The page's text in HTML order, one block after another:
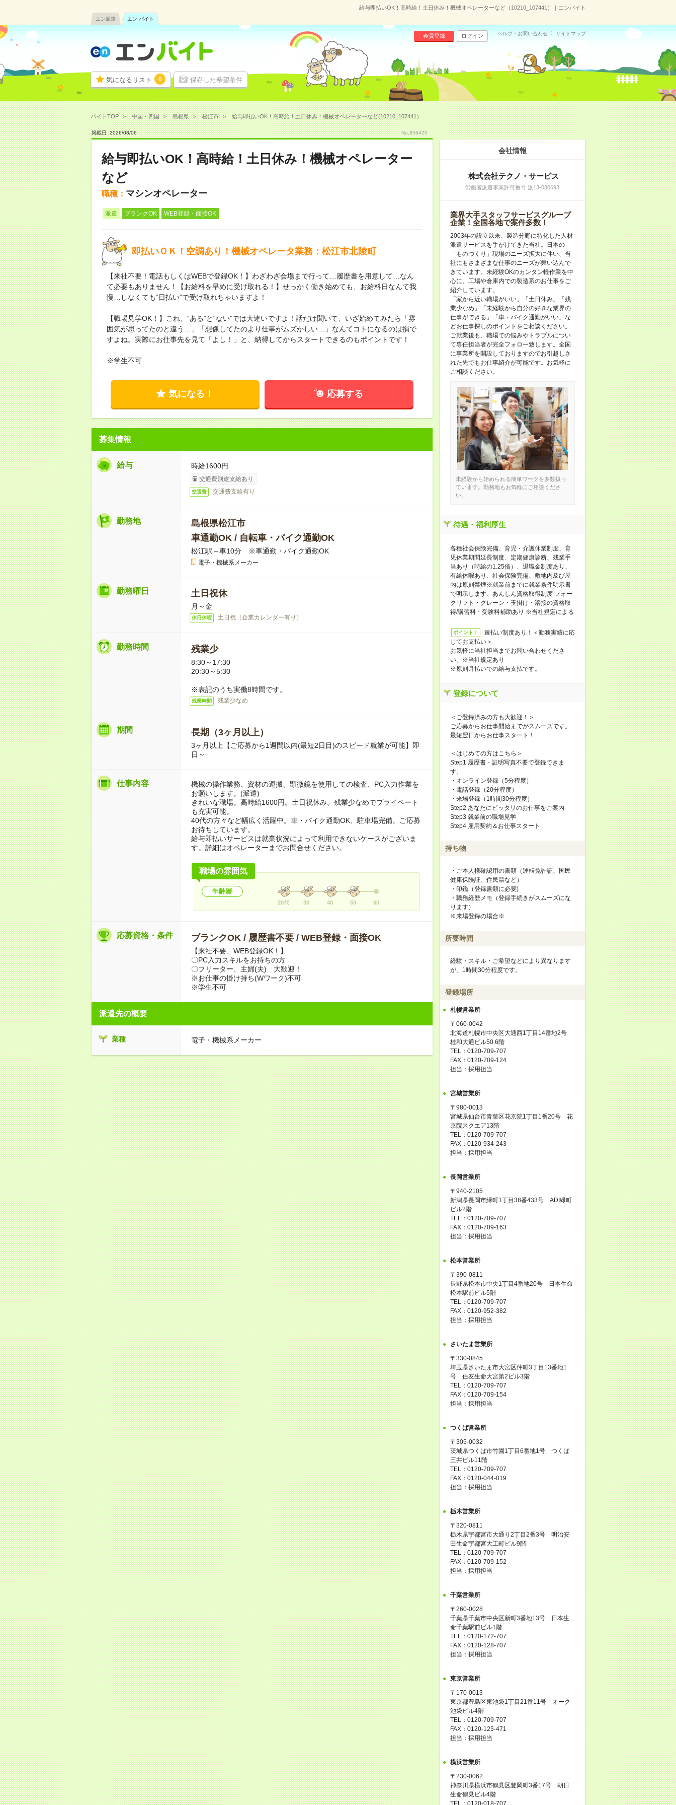
給与即払いOK！高時給！土日休み！機械オペレーターなど（10210_107441）｜エンバイト
エン派遣 エン バイト
気になるリスト 0 保存した希望条件
会員登録 ログイン ヘルプ・お問い合わせ サイトマップ
バイトTOP 中国・四国 島根県 松江市 給与即払いOK！高時給！土日休み！機械オペレーターなど(10210_107441）
掲載日 :2026/08/06 No.856420
給与即払いOK！高時給！土日休み！機械オペレーター
など
職種： マシンオペレーター
派遣 ブランクOK WEB登録・面接OK
即払いＯＫ！空調あり！機械オペレータ業務：松江市北陵町
【来社不要！電話もしくはWEBで登録OK！】わざわざ会場まで行って…履歴書を用意して…なん
て必要もありません！【お給料を早めに受け取れる！】せっかく働き始めても、お給料日なんて我
慢…しなくても“日払い”で受け取れちゃいますよ！
【職場見学OK！】これ、“ある”と“ない”では大違いですよ！話だけ聞いて、いざ始めてみたら「雰
囲気が思ってたのと違う…」「想像してたのより仕事がムズかしい…」なんてコトになるのは損で
すよね。実際にお仕事先を見て「よし！」と、納得してからスタートできるのもポイントです！
※学生不可
気になる！ 応募する
募集情報
給与 時給1600円
交通費別途支給あり
交通費 交通費支給有り
勤務地
島根県松江市
車通勤OK / 自転車・バイク通勤OK
松江駅～車10分 ※車通勤・バイク通勤OK
電子・機械系メーカー
勤務曜日 土日祝休
月～金
休日休暇 土日祝（企業カレンダー有り）
勤務時間 残業少
8:30～17:30
20:30～5:30
※表記のうち実働8時間です。
残業時間 残業少なめ
期間 長期（3ヶ月以上）
3ヶ月以上【ご応募から1週間以内(最短2日目)のスピード就業が可能】即
日～
仕事内容
機械の操作業務、資材の運搬、顕微鏡を使用しての検査、PC入力作業を
お願いします。(派遣)
きれいな職場。高時給1600円。土日祝休み。残業少なめでプライベート
も充実可能。
40代の方々など幅広く活躍中。車・バイク通勤OK、駐車場完備。ご応募
お待ちしています。
給与即払いサービスは就業状況によって利用できないケースがございま
す。詳細はオペレーターまでお問合せください。
職場の雰囲気
年齢層
20代 30 40 50 60
応募資格・条件 ブランクOK / 履歴書不要 / WEB登録・面接OK
【来社不要、WEB登録OK！】
〇PC入力スキルをお持ちの方
〇フリーター、主婦(夫) 大歓迎！
※お仕事の掛け持ち(Wワーク)不可
※学生不可
派遣先の概要
業種 電子・機械系メーカー
会社情報
株式会社テクノ・サービス
労働者派遣事業許可番号:派13-080693
業界大手スタッフサービスグループ
企業！全国各地で案件多数！
2003年の設立以来、製造分野に特化した人材
派遣サービスを手がけてきた当社。日本の
「ものづくり」現場のニーズ拡大に伴い、当
社にもさまざまな仕事のニーズが舞い込んで
きています。未経験OKのカンタン軽作業を中
心に、工場や倉庫内での製造系のお仕事をご
紹介しています。
「家から近い職場がいい」「土日休み」「残
業少なめ」「未経験から自分の好きな業界の
仕事ができる」「車・バイク通勤がいい」な
どお仕事探しのポイントをご相談ください。
ご就業後も、職場での悩みやトラブルについ
て専任担当者が完全フォロー致します。全国
に事業所を開設しておりますのでお引越しさ
れた先でもお仕事紹介が可能です。お気軽に
ご相談ください。
未経験から始められる簡単ワークを多数扱っ
ています。勤務地もお気軽にご相談くださ
い。
待遇・福利厚生
各種社会保険完備、育児・介護休業制度、育
児休業期間延長制度、定期健康診断、残業手
当あり（時給の1.25倍）、退職金制度あり、
有給休暇あり、社会保険完備、敷地内及び屋
内は原則禁煙※就業前までに就業条件明示書
で明示します、あんしん資格取得制度 フォー
クリフト・クレーン・玉掛け・溶接の資格取
得/講習料・受験料補助あり ※当社規定による
ポイント！
速払い制度あり！＜勤務実績に応
じてお支払い＞
お気軽に当社担当までお問い合わせくださ
い。※当社規定あり
※原則月払いでの給与支払です。
登録について
＜ご登録済みの方も大歓迎！＞
ご応募からお仕事開始までがスムーズです。
最短翌日からお仕事スタート！
＜はじめての方はこちら＞
Step1 履歴書・証明写真不要で登録できま
す。
・オンライン登録（5分程度）
・電話登録（20分程度）
・来場登録（1時間30分程度）
Step2 あなたにピッタリのお仕事をご案内
Step3 就業前の職場見学
Step4 雇用契約＆お仕事スタート
持ち物
・ご本人様確認用の書類（運転免許証、国民
健康保険証、住民票など）
・印鑑（登録書類に必要)
・職務経歴メモ（登録手続きがスムーズにな
ります）
※来場登録の場合※
所要時間
経験・スキル・ご希望などにより異なります
が、1時間30分程度です。
登録場所
札幌営業所
〒060-0042
北海道札幌市中央区大通西1丁目14番地2号
桂和大通ビル50 6階
TEL：0120-709-707
FAX：0120-709-124
担当：採用担当
宮城営業所
〒980-0013
宮城県仙台市青葉区花京院1丁目1番20号 花
京院スクエア13階
TEL：0120-709-707
FAX：0120-934-243
担当：採用担当
長岡営業所
〒940-2105
新潟県長岡市緑町1丁目38番433号 ADI緑町
ビル2階
TEL：0120-709-707
FAX：0120-709-163
担当：採用担当
松本営業所
〒390-0811
長野県松本市中央1丁目4番地20号 日本生命
松本駅前ビル5階
TEL：0120-709-707
FAX：0120-952-382
担当：採用担当
さいたま営業所
〒330-0845
埼玉県さいたま市大宮区仲町3丁目13番地1
号 住友生命大宮第2ビル3階
TEL：0120-709-707
FAX：0120-709-154
担当：採用担当
つくば営業所
〒305-0032
茨城県つくば市竹園1丁目6番地1号 つくば
三井ビル11階
TEL：0120-709-707
FAX：0120-044-019
担当：採用担当
栃木営業所
〒320-0811
栃木県宇都宮市大通り2丁目2番3号 明治安
田生命宇都宮大工町ビル9階
TEL：0120-709-707
FAX：0120-709-152
担当：採用担当
千葉営業所
〒260-0028
千葉県千葉市中央区新町3番地13号 日本生
命千葉駅前ビル1階
TEL：0120-172-707
FAX：0120-128-707
担当：採用担当
東京営業所
〒170-0013
東京都豊島区東池袋1丁目21番11号 オーク
池袋ビル4階
TEL：0120-709-707
FAX：0120-125-471
担当：採用担当
横浜営業所
〒230-0062
神奈川県横浜市鶴見区豊岡町3番17号 朝日
生命鶴見ビル4階
TEL：0120-018-707